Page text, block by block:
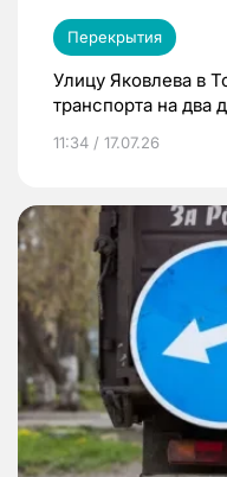
Перекрытия
Улицу Яковлева в
транспорта на два
11:34 / 17.07.26